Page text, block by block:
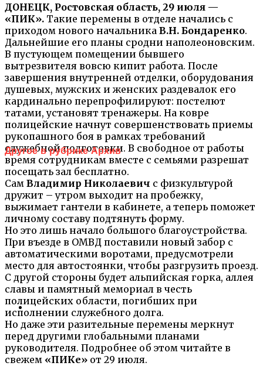
ДОНЕЦК, Ростовская область, 29 июля —
«ПИК». Такие перемены в отделе начались с
приходом нового начальника В.Н. Бондаренко.
Дальнейшие его планы сродни наполеоновским.
В пустующем помещении бывшего
вытрезвителя вовсю кипит работа. После
завершения внутренней отделки, оборудования
душевых, мужских и женских раздевалок его
кардинально перепрофилируют: постелют
татами, установят тренажеры. На ковре
полицейские начнут совершенствовать приемы
рукопашного боя в рамках требований
служебной подготовки. В свободное от работы
время сотрудникам вместе с семьями разрешат
посещать зал бесплатно.
Сам Владимир Николаевич с физкультурой
дружит – утром выходит на пробежку,
выжимает гантели в кабинете, а теперь поможет
личному составу подтянуть форму.
Но это лишь начало большого благоустройства.
При въезде в ОМВД поставили новый забор с
автоматическими воротами, предусмотрели
место для автостоянки, чтобы разгрузить проезд.
С другой стороны будет альпийская горка, аллея
славы и памятный мемориал в честь
полицейских области, погибших при
исполнении служебного долга.
Но даже эти разительные перемены меркнут
перед другими глобальными планами
руководителя. Подробнее об этом читайте в
свежем «ПИКе» от 29 июля.
Другое в рубрике Архив